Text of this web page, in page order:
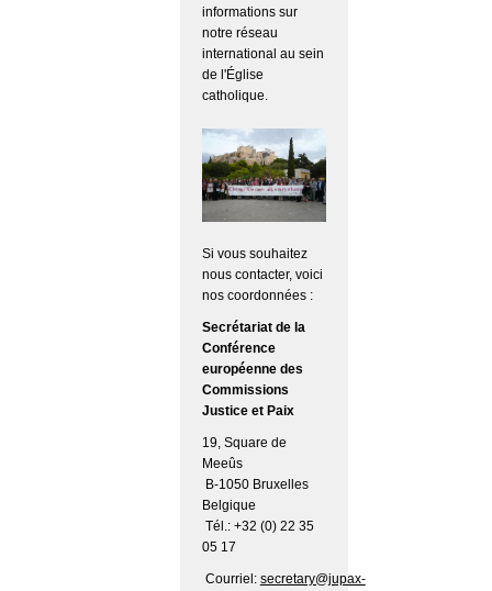
informations sur
notre réseau
international au sein
de l'Église
catholique.
Si vous souhaitez
nous contacter, voici
nos coordonnées :
Secrétariat de la
Conférence
européenne des
Commissions
Justice et Paix
19, Square de
Meeûs
B-1050 Bruxelles
Belgique
Tél.: +32 (0) 22 35
05 17
Courriel: secretary@jupax-